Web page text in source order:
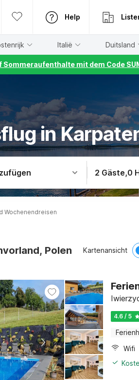
Help
Italië Duitsland
Sommeraufenthalte mit dem Code
in
2 Gäste,0
Wochenendreisen
Polen Kartenansicht
4.6 / 5
Wifi